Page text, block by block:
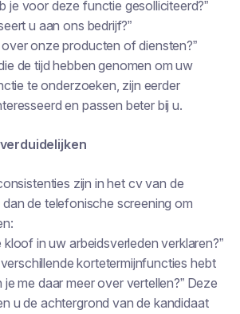
je voor deze functie gesolliciteerd?”
u aan ons bedrijf?”
onze producten of diensten?”
de tijd hebben genomen om uw
te onderzoeken, zijn eerder
en passen beter bij u.
zijn in het cv van de
de telefonische screening om
kloof in uw arbeidsverleden verklaren?”
kortetermijnfuncties hebt
je me daar meer over vertellen?” Deze
u de achtergrond van de kandidaat